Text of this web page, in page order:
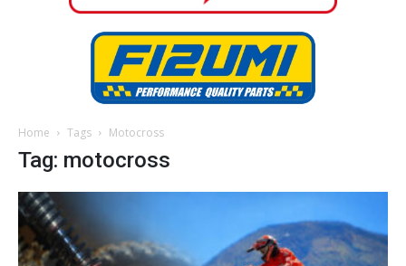
Home Tags Motocross
Tag: motocross